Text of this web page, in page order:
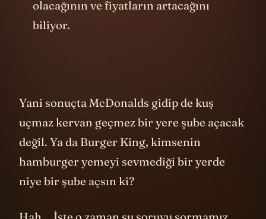
olacağının ve fiyatların artacağını
biliyor.
Yani sonuçta McDonalds gidip de kuş
uçmaz kervan geçmez bir yere şube açacak
değil. Ya da Burger King, kimsenin
hamburger yemeyi sevmediği bir yerde
niye bir şube açsın ki?